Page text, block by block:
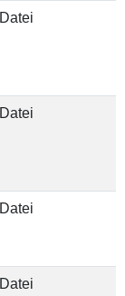
Datei
Datei
Datei
Datei